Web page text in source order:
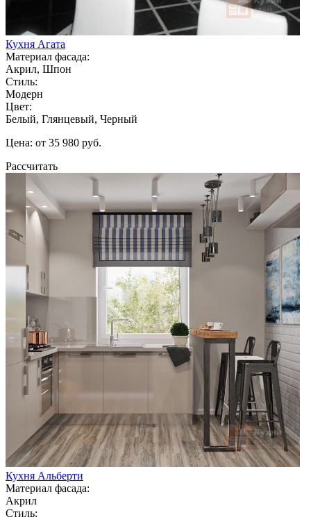
Кухня Агата
Материал фасада:
Акрил, Шпон
Стиль:
Модерн
Цвет:
Белый, Глянцевый, Черный
Цена: от 35 980 руб.
Рассчитать
Кухня Альберти
Материал фасада:
Акрил
Стиль: